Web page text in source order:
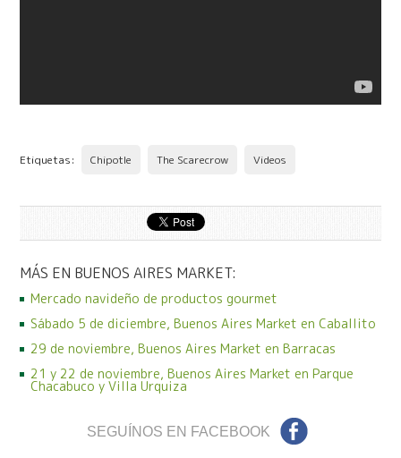
Etiquetas: Chipotle The Scarecrow Videos
MÁS EN BUENOS AIRES MARKET:
Mercado navideño de productos gourmet
Sábado 5 de diciembre, Buenos Aires Market en Caballito
29 de noviembre, Buenos Aires Market en Barracas
21 y 22 de noviembre, Buenos Aires Market en Parque
Chacabuco y Villa Urquiza
SEGUÍNOS EN FACEBOOK